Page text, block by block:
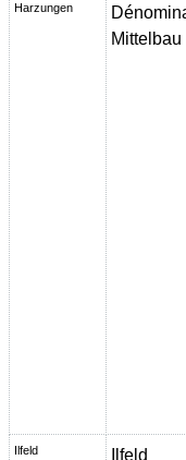
Harzungen
Mittelbau
Ilfeld Ilfeld